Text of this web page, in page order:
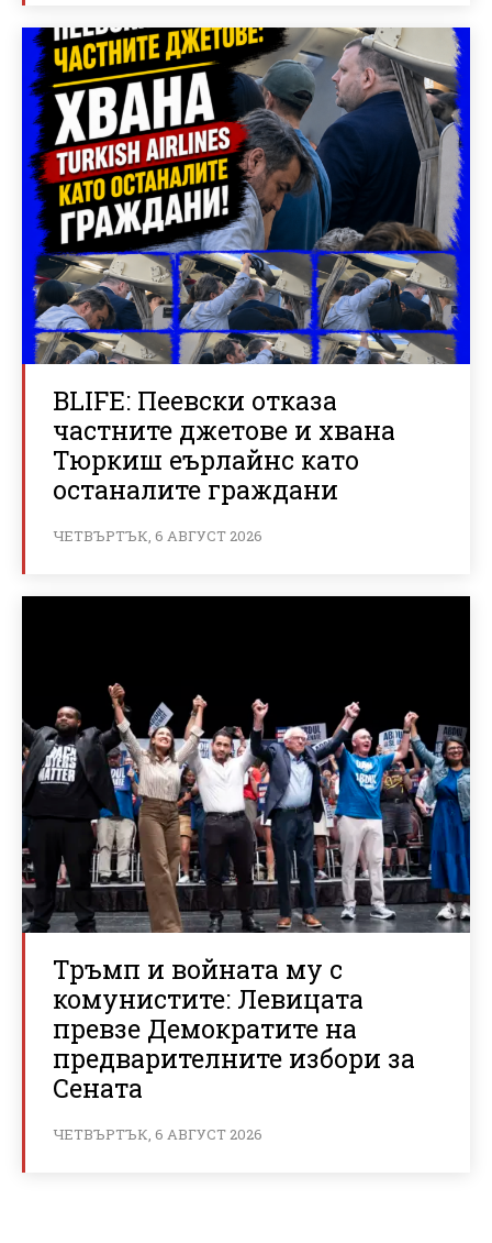
BLIFE: Пеевски отказа
частните джетове и хвана
Тюркиш еърлайнс като
останалите граждани
ЧЕТВЪРТЪК, 6 АВГУСТ 2026
Тръмп и войната му с
комунистите: Левицата
превзе Демократите на
предварителните избори за
Сената
ЧЕТВЪРТЪК, 6 АВГУСТ 2026